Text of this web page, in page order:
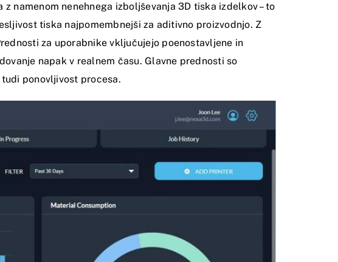
namenom nenehnega izboljševanja 3D tiska izdelkov – to
tiska najpomembnejši za aditivno proizvodnjo. Z
za uporabnike vključujejo poenostavljene in
napak v realnem času.Glavne prednosti so
ponovljivost procesa.